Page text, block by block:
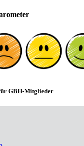
GBH-Mitglieder